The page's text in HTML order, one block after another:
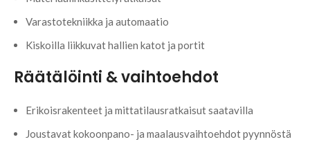
Varastotekniikka ja automaatio
Kiskoilla liikkuvat hallien katot ja portit
Räätälöinti & vaihtoehdot
Erikoisrakenteet ja mittatilausratkaisut saatavilla
Joustavat kokoonpano- ja maalausvaihtoehdot pyynnöstä